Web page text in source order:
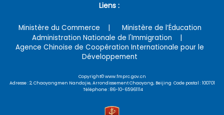
Liens :
Ministère du Commerce
Ministère de l’Éducation
Administration Nationale de l'Immigration
Agence Chinoise de Coopération Internationale pour le
Développement
Copyright© www.fmprc.gov.cn
Adresse : 2, Chaoyangmen Nandajie, Arrondissement Chaoyang, Beijing Code postal : 100701
Téléphone : 86-10-65961114